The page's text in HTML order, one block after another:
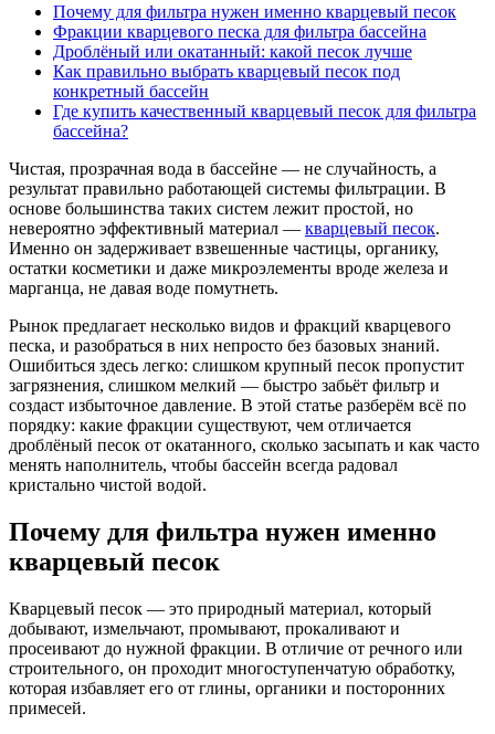
Почему для фильтра нужен именно кварцевый песок
Фракции кварцевого песка для фильтра бассейна
Дроблёный или окатанный: какой песок лучше
Как правильно выбрать кварцевый песок под
конкретный бассейн
Где купить качественный кварцевый песок для фильтра
бассейна?
Чистая, прозрачная вода в бассейне — не случайность, а
результат правильно работающей системы фильтрации. В
основе большинства таких систем лежит простой, но
невероятно эффективный материал — кварцевый песок.
Именно он задерживает взвешенные частицы, органику,
остатки косметики и даже микроэлементы вроде железа и
марганца, не давая воде помутнеть.
Рынок предлагает несколько видов и фракций кварцевого
песка, и разобраться в них непросто без базовых знаний.
Ошибиться здесь легко: слишком крупный песок пропустит
загрязнения, слишком мелкий — быстро забьёт фильтр и
создаст избыточное давление. В этой статье разберём всё по
порядку: какие фракции существуют, чем отличается
дроблёный песок от окатанного, сколько засыпать и как часто
менять наполнитель, чтобы бассейн всегда радовал
кристально чистой водой.
Почему для фильтра нужен именно
кварцевый песок
Кварцевый песок — это природный материал, который
добывают, измельчают, промывают, прокаливают и
просеивают до нужной фракции. В отличие от речного или
строительного, он проходит многоступенчатую обработку,
которая избавляет его от глины, органики и посторонних
примесей.